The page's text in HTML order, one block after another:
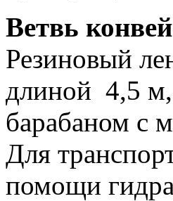
Ветвь
Резиновый
длиной 4,5 м,
барабаном с
Для
помощи